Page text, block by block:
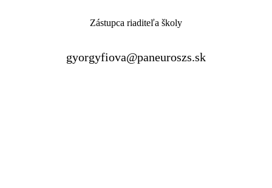
Zástupca riaditeľa školy
gyorgyfiova@paneuroszs.sk